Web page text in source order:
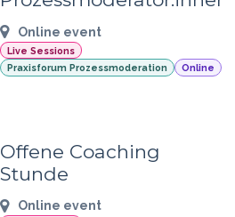
Online event
Live Sessions
Praxisforum Prozessmoderation
Online
Offene Coaching
Stunde
Online event